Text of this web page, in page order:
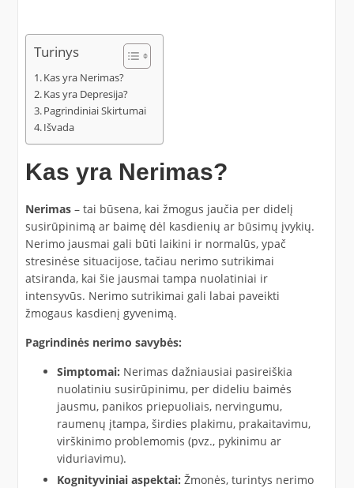
Turinys
Kas yra Nerimas?
Kas yra Depresija?
Pagrindiniai Skirtumai
Išvada
Kas yra Nerimas?
Nerimas– tai būsena, kai žmogus jaučia per didelį
susirūpinimą ar baimę dėl kasdienių ar būsimų įvykių.
Nerimo jausmai gali būti laikini ir normalūs, ypač
stresinėse situacijose, tačiau nerimo sutrikimai
atsiranda, kai šie jausmai tampa nuolatiniai ir
intensyvūs. Nerimo sutrikimai gali labai paveikti
žmogaus kasdienį gyvenimą.
Pagrindinės nerimo savybės:
Simptomai: Nerimas dažniausiai pasireiškia
nuolatiniu susirūpinimu, per dideliu baimės
jausmu, panikos priepuoliais, nervingumu,
raumenų įtampa, širdies plakimu, prakaitavimu,
virškinimo problemomis (pvz., pykinimu ar
viduriavimu).
Kognityviniai aspektai: Žmonės, turintys nerimo